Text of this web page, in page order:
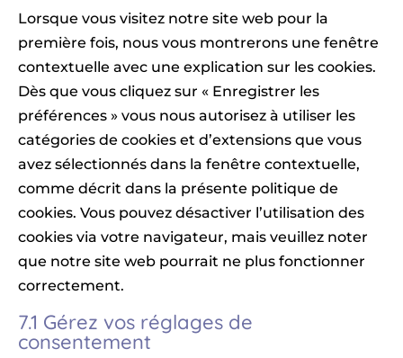
Lorsque vous visitez notre site web pour la
première fois, nous vous montrerons une fenêtre
contextuelle avec une explication sur les cookies.
Dès que vous cliquez sur « Enregistrer les
préférences » vous nous autorisez à utiliser les
catégories de cookies et d’extensions que vous
avez sélectionnés dans la fenêtre contextuelle,
comme décrit dans la présente politique de
cookies. Vous pouvez désactiver l’utilisation des
cookies via votre navigateur, mais veuillez noter
que notre site web pourrait ne plus fonctionner
correctement.
7.1 Gérez vos réglages de
consentement